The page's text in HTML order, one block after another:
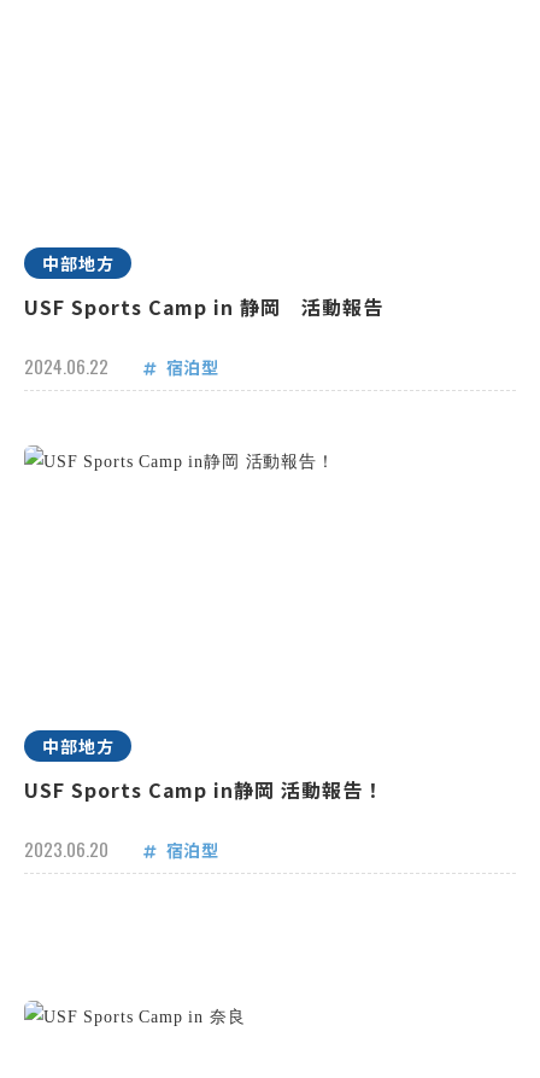
中部地方
USF Sports Camp in 静岡 活動報告
2024.06.22 宿泊型
中部地方
USF Sports Camp in静岡 活動報告！
2023.06.20 宿泊型